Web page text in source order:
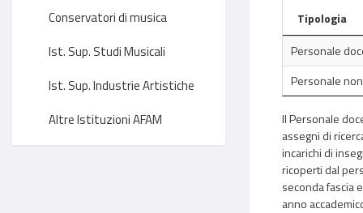
Conservatori di musica
Ist. Sup. Studi Musicali
Ist. Sup. Industrie Artistiche
Altre Istituzioni AFAM
Tipologia
Personale
Personale
Il Personale
assegni di
incarichi di
ricoperti dal
seconda fascia
anno